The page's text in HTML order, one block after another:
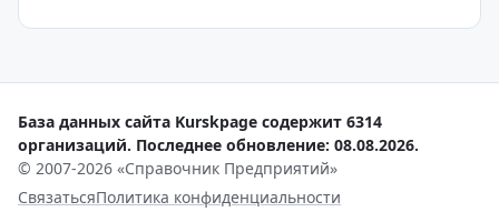
База данных сайта Kurskpage содержит 6314
организаций. Последнее обновление: 08.08.2026.
© 2007-2026 «Справочник Предприятий»
СвязатьсяПолитика конфиденциальности